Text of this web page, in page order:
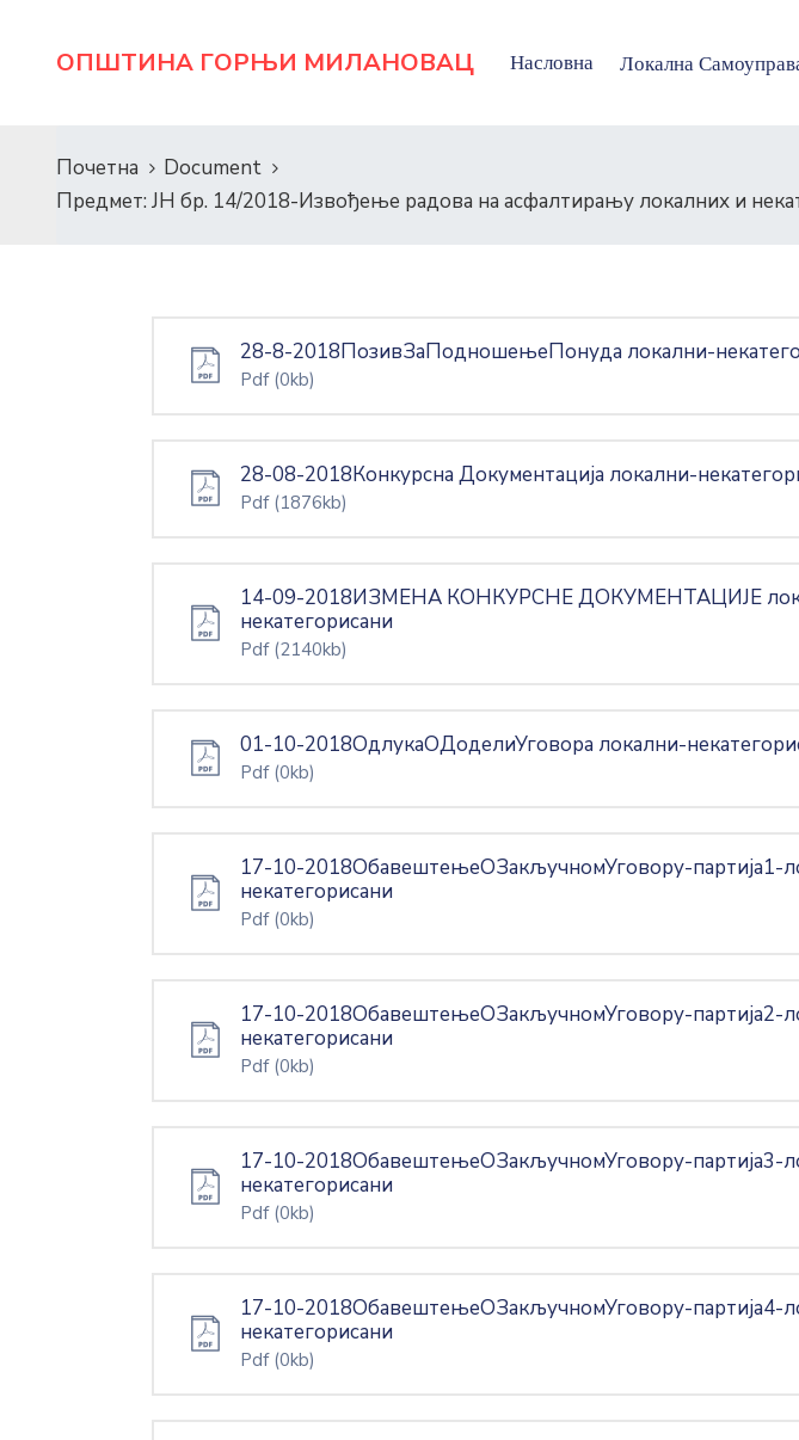
ОПШТИНА ГОРЊИ МИЛАНОВАЦ Насловна Локална
Почетна
Document
Предмет: ЈН бр. 14/2018-Извођење радова на асфалтирању локалних и
28-8-2018ПозивЗаПодношењеПонуда локални-
Pdf (0kb)
28-08-2018Конкурсна Документација локални-
Pdf (1876kb)
14-09-2018ИЗМЕНА КОНКУРСНЕ ДОКУМЕНТАЦИЈЕ
некатегорисани
Pdf (2140kb)
01-10-2018ОдлукаОДоделиУговора локални-
Pdf (0kb)
17-10-2018ОбавештењеОЗакључномУговору-партија1-
некатегорисани
Pdf (0kb)
17-10-2018ОбавештењеОЗакључномУговору-партија2-
некатегорисани
Pdf (0kb)
17-10-2018ОбавештењеОЗакључномУговору-партија3-
некатегорисани
Pdf (0kb)
17-10-2018ОбавештењеОЗакључномУговору-партија4-
некатегорисани
Pdf (0kb)